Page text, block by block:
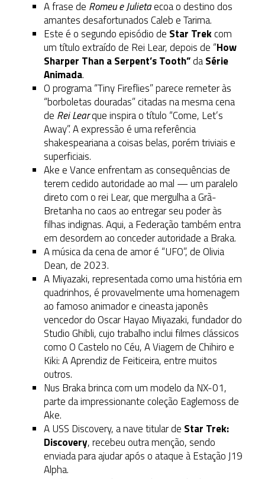
A frase de Romeu e Julietaecoa o destino dos
amantes desafortunados Caleb e Tarima.
Este é o segundo episódio de Star Trekcom
um título extraído de Rei Lear, depois de “How
Sharper Than a Serpent’s Tooth”daSérie
Animada.
O programa “Tiny Fireflies” parece remeter às
“borboletas douradas” citadas na mesma cena
de Rei Learque inspira o título “Come, Let’s
Away”. A expressão é uma referência
shakespeariana a coisas belas, porém triviais e
superficiais.
Ake e Vance enfrentam as consequências de
terem cedido autoridade ao mal — um paralelo
direto com o rei Lear, que mergulha a Grã-
Bretanha no caos ao entregar seu poder às
filhas indignas. Aqui, a Federação também entra
em desordem ao conceder autoridade a Braka.
A música da cena de amor é “UFO”, de Olivia
Dean, de 2023.
A Miyazaki, representada como uma história em
quadrinhos, é provavelmente uma homenagem
ao famoso animador e cineasta japonês
vencedor do Oscar Hayao Miyazaki, fundador do
Studio Ghibli, cujo trabalho inclui filmes clássicos
como O Castelo no Céu, A Viagem de Chihiro e
Kiki: A Aprendiz de Feiticeira, entre muitos
outros.
Nus Braka brinca com um modelo da NX-01,
parte da impressionante coleção Eaglemoss de
Ake.
A USS Discovery, a nave titular de Star Trek:
Discovery, recebeu outra menção, sendo
enviada para ajudar após o ataque à Estação J19
Alpha.